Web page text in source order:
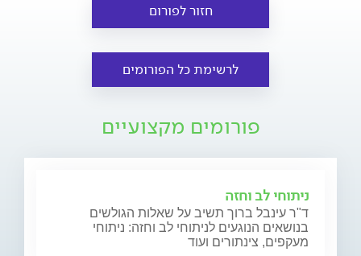
חזור לפורום
לרשימת כל הפורומים
פורומים מקצועיים
ניתוחי לב וחזה
ד"ר עינבל ברוך תשיב על שאלות הגולשים
בנושאים הנוגעים לניתוחי לב וחזה: ניתוחי
מעקפים, צינתורים ועוד